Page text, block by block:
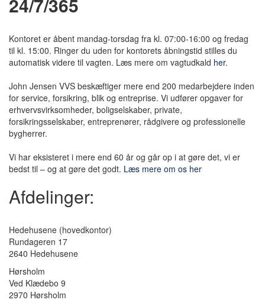
Kontoret er åbent mandag-torsdag fra kl. 07:00-16:00 og fredag
til kl. 15:00. Ringer du uden for kontorets åbningstid stilles du
automatisk videre til vagten. Læs mere om vagtudkald her.
John Jensen VVS beskæftiger mere end 200 medarbejdere inden
for service, forsikring, blik og entreprise. Vi udfører opgaver for
erhvervsvirksomheder, boligselskaber, private,
forsikringsselskaber, entreprenører, rådgivere og professionelle
bygherrer.
Vi har eksisteret i mere end 60 år og går op i at gøre det, vi er
bedst til – og at gøre det godt. Læs mere om os her
Afdelinger:
Hedehusene (hovedkontor)
Rundageren 17
2640 Hedehusene
Hørsholm
Ved Klædebo 9
2970 Hørsholm